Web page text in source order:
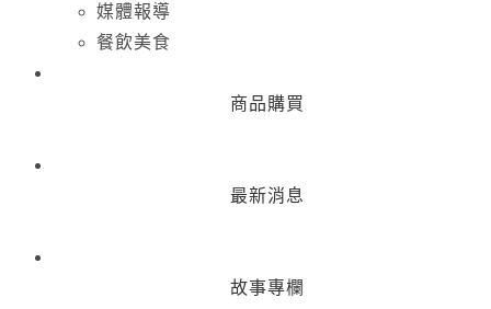
媒體報導
餐飲美食
商品購買
最新消息
故事專欄